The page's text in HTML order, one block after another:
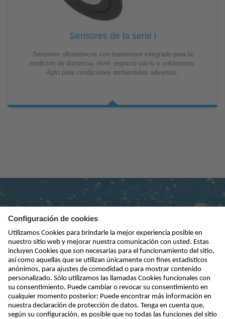
Sensores de la serie i
Sensores ultrasónicos con transmisor integrado para la
medición de distancia, nivel, espacio vacío o volúmenes.
Apto para condiciones ambientales adversas.
Suscribirse al boletín
enviar